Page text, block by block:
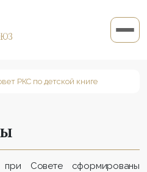
РКС по детской книге
Совете сформированы